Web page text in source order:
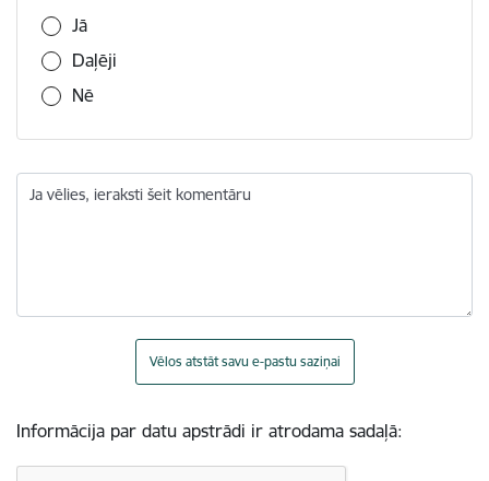
Jā
Daļēji
Nē
Ja vēlies, ieraksti šeit komentāru
Vēlos atstāt savu e-pastu saziņai
Informācija par datu apstrādi ir atrodama sadaļā: